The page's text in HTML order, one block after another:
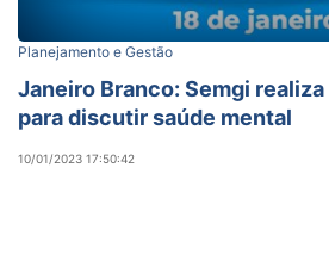
Planejamento e Gestão
Janeiro Branco: Semgi
para discutir saúde mental
10/01/2023 17:50:42